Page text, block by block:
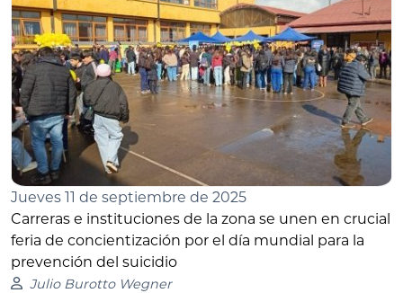
Jueves 11 de septiembre de 2025
Carreras e instituciones de la zona se unen en crucial
feria de concientización por el día mundial para la
prevención del suicidio
Julio Burotto Wegner